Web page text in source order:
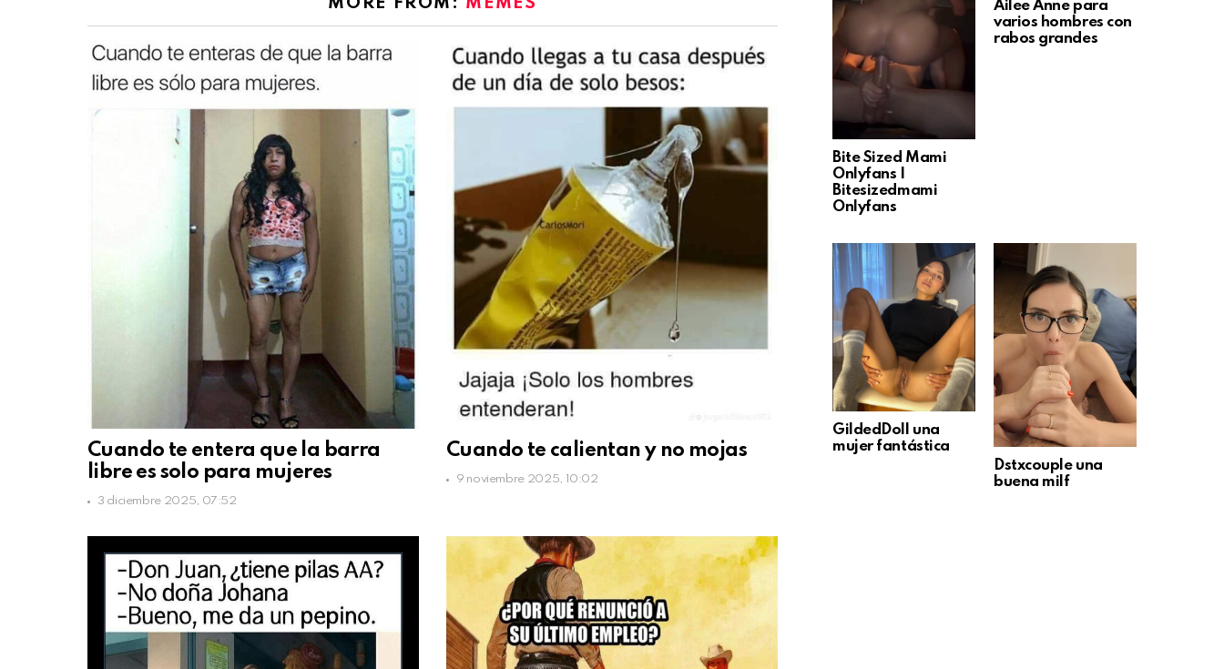
Cuando te entera que la barra
libre es solo para mujeres
3 diciembre 2025, 07:52
Cuando te calientan y no mojas
9 noviembre 2025, 10:02
Bite Sized Mami
Onlyfans |
Bitesizedmami
Onlyfans
Ailee Anne para
varios hombres con
rabos grandes
GildedDoll una
mujer fantástica
Dstxcouple una
buena milf